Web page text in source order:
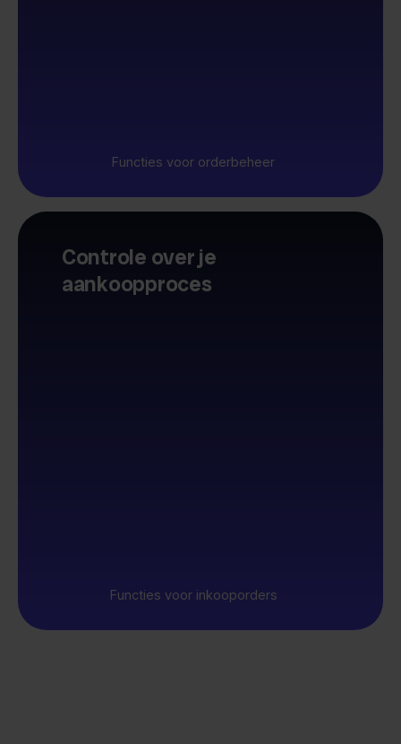
Functies voor orderbeheer
Controle over je
aankoopproces
Functies voor inkooporders